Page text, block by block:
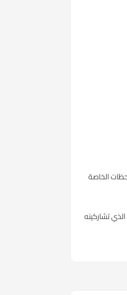
الخاصة
تشاركينه